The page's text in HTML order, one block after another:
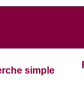
simple